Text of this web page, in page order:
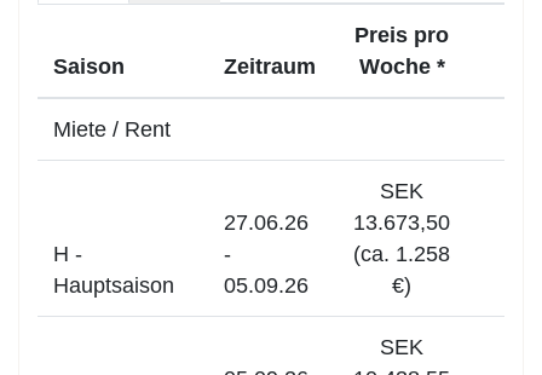
Saison Zeitraum
Preis pro
Woche *
Miete / Rent
H -
Hauptsaison
27.06.26
-
05.09.26
SEK
13.673,50
(ca. 1.258
€)
SEK